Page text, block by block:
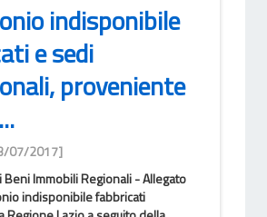
indisponibile
e sedi
proveniente
07/2017]
Immobili Regionali - Allegato
indisponibile fabbricati